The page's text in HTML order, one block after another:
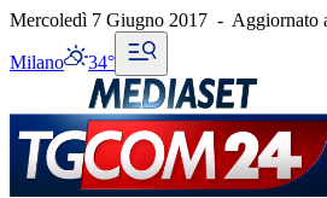
Mercoledì 7 Giugno 2017 - Aggiornato
Milano 34°